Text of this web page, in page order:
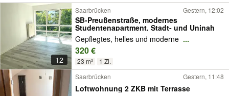
12
Saarbrücken Gestern, 12:02
SB-Preußenstraße, modernes
Studentenapartment, Stadt- und Uninah
Gepflegtes, helles und moderne ...
320 €
23 m² 1 Zi.
Saarbrücken Gestern, 11:48
Loftwohnung 2 ZKB mit Terrasse